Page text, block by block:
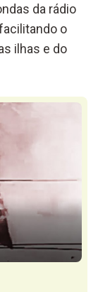
da rádio
o
ilhas e do